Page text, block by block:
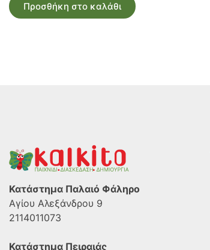
Προσθήκη στο καλάθι
Κατάστημα Παλαιό Φάληρο
Αγίου Αλεξάνδρου 9
2114011073
Κατάστημα Πειραιάς